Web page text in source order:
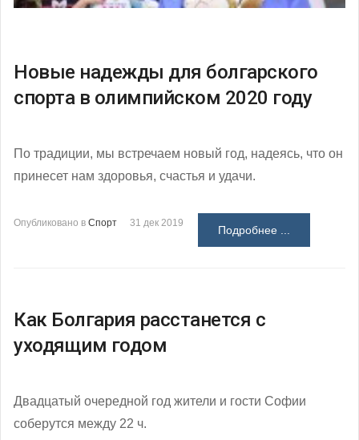
Новые надежды для болгарского
спорта в олимпийском 2020 году
По традиции, мы встречаем новый год, надеясь, что он
принесет нам здоровья, счастья и удачи.
Опубликовано в Спорт 31 дек 2019
Подробнее ...
Как Болгария расстанется с
уходящим годом
Двадцатый очередной год жители и гости Софии
соберутся между 22 ч.